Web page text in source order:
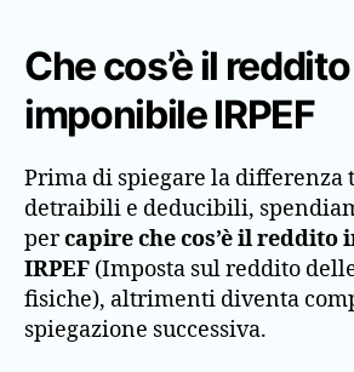
Che cos’è il reddito
imponibile IRPEF
Prima di spiegare la differenza
detraibili e deducibili,
percapire che cos’è il
IRPEF (Imposta sul reddito
fisiche), altrimenti diventa
spiegazione successiva.